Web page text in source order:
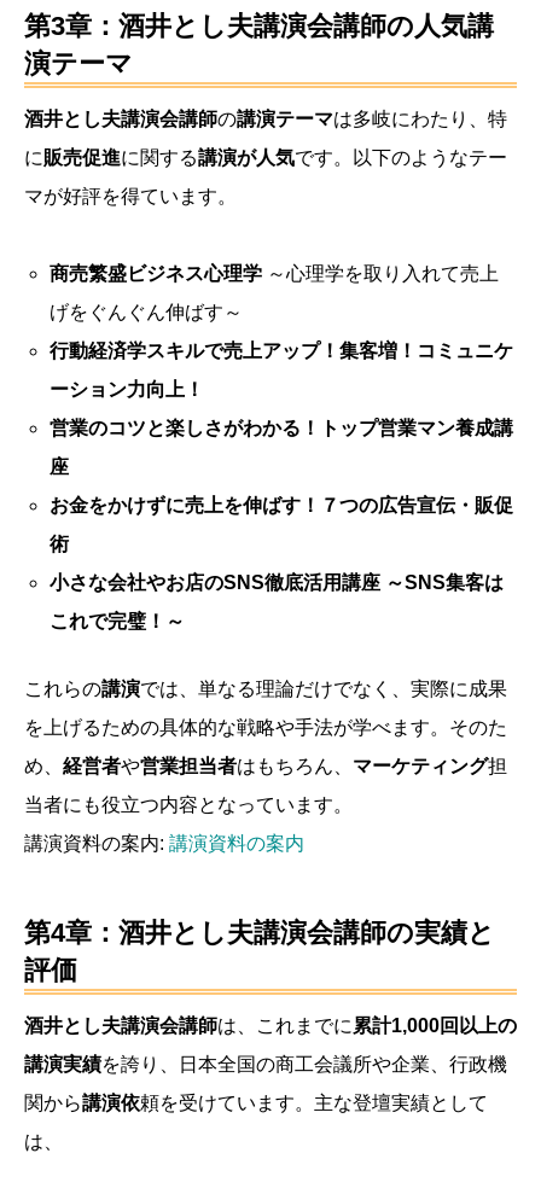
第3章：酒井とし夫講演会講師の人気講
演テーマ
酒井とし夫講演会講師の講演テーマは多岐にわたり、特
に販売促進に関する講演が人気です。以下のようなテー
マが好評を得ています。
商売繁盛ビジネス心理学～心理学を取り入れて売上
げをぐんぐん伸ばす～
行動経済学スキルで売上アップ！集客増！コミュニケ
ーション力向上！
営業のコツと楽しさがわかる！トップ営業マン養成講
座
お金をかけずに売上を伸ばす！７つの広告宣伝・販促
術
小さな会社やお店のSNS徹底活用講座 ～SNS集客は
これで完璧！～
これらの講演では、単なる理論だけでなく、実際に成果
を上げるための具体的な戦略や手法が学べます。そのた
め、 経営者や営業担当者はもちろん、 マーケティング担
当者にも役立つ内容となっています。
講演資料の案内: 講演資料の案内
第4章：酒井とし夫講演会講師の実績と
評価
酒井とし夫講演会講師は、これまでに 累計1,000回以上の
講演実績を誇り、日本全国の商工会議所や企業、行政機
関から講演依頼を受けています。主な登壇実績として
は、